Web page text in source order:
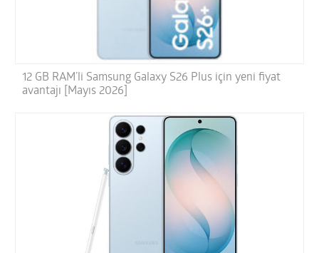
12 GB RAM’li Samsung Galaxy S26 Plus için yeni fiyat
avantajı [Mayıs 2026]